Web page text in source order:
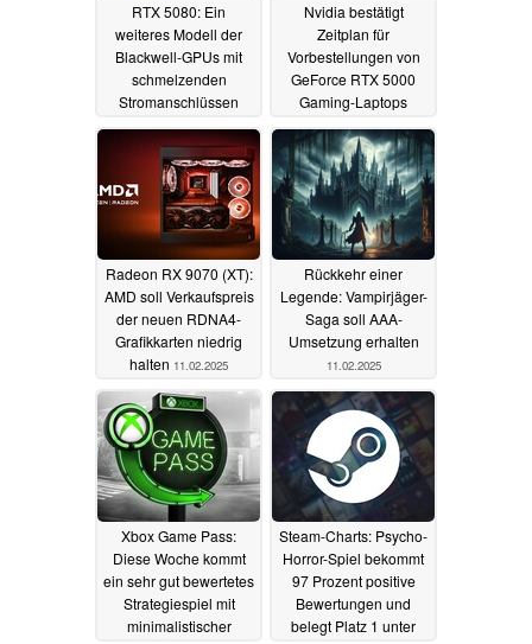
RTX 5080: Ein
weiteres Modell der
Blackwell-GPUs mit
schmelzenden
Stromanschlüssen
13.02.2025
Nvidia bestätigt
Zeitplan für
Vorbestellungen von
GeForce RTX 5000
Gaming-Laptops
11.02.2025
Radeon RX 9070 (XT):
AMD soll Verkaufspreis
der neuen RDNA4-
Grafikkarten niedrig
halten 11.02.2025
Rückkehr einer
Legende: Vampirjäger-
Saga soll AAA-
Umsetzung erhalten
11.02.2025
Xbox Game Pass:
Diese Woche kommt
ein sehr gut bewertetes
Strategiespiel mit
minimalistischer
Steam-Charts: Psycho-
Horror-Spiel bekommt
97 Prozent positive
Bewertungen und
belegt Platz 1 unter